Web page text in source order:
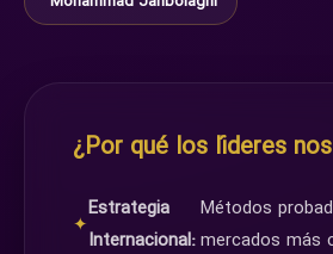
¿Por qué los líderes
✦
Estrategia
Internacional:
Métodos
mercados más